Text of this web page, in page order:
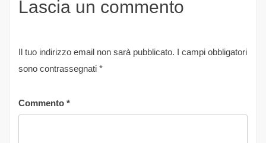
Lascia un commento
Il tuo indirizzo email non sarà pubblicato. I campi obbligatori
sono contrassegnati *
Commento *